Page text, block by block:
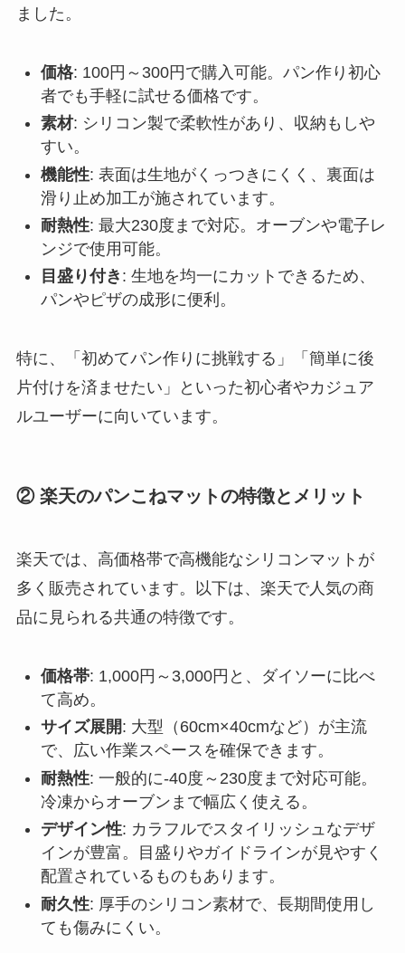
ました。
価格: 100円～300円で購入可能。パン作り初心
者でも手軽に試せる価格です。
素材: シリコン製で柔軟性があり、収納もしや
すい。
機能性: 表面は生地がくっつきにくく、裏面は
滑り止め加工が施されています。
耐熱性: 最大230度まで対応。オーブンや電子レ
ンジで使用可能。
目盛り付き : 生地を均一にカットできるため、
パンやピザの成形に便利。
特に、「初めてパン作りに挑戦する」「簡単に後
片付けを済ませたい」といった初心者やカジュア
ルユーザーに向いています。
② 楽天のパンこねマットの特徴とメリット
楽天では、高価格帯で高機能なシリコンマットが
多く販売されています。以下は、楽天で人気の商
品に見られる共通の特徴です。
価格帯: 1,000円～3,000円と、ダイソーに比べ
て高め。
サイズ展開: 大型（60cm×40cmなど）が主流
で、広い作業スペースを確保できます。
耐熱性: 一般的に-40度～230度まで対応可能。
冷凍からオーブンまで幅広く使える。
デザイン性: カラフルでスタイリッシュなデザ
インが豊富。目盛りやガイドラインが見やすく
配置されているものもあります。
耐久性: 厚手のシリコン素材で、長期間使用し
ても傷みにくい。